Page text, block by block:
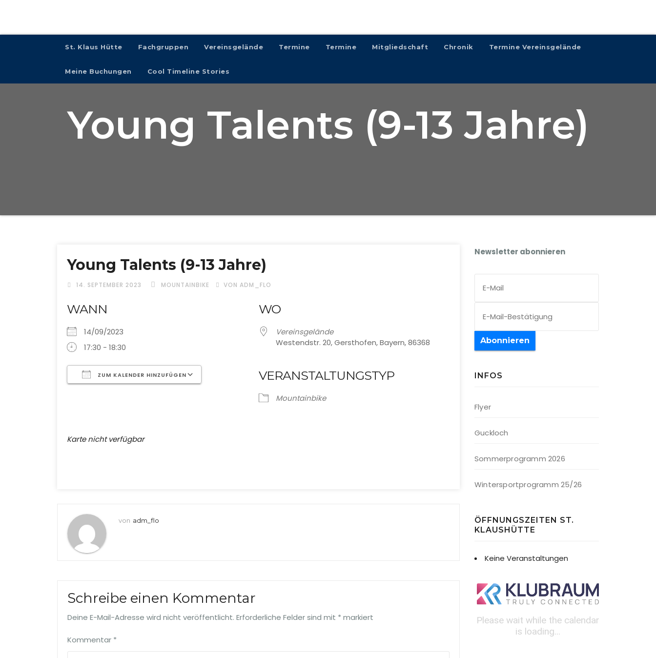
St. Klaus Hütte Fachgruppen Vereinsgelände Termine Termine Mitgliedschaft Chronik Termine Vereinsgelände
Meine Buchungen Cool Timeline Stories
Young Talents (9-13 Jahre)
Young Talents (9-13 Jahre)
14. SEPTEMBER 2023 MOUNTAINBIKE VON ADM_FLO
WANN
14/09/2023
17:30 - 18:30
ZUM KALENDER HINZUFÜGEN
WO
Vereinsgelände
Westendstr. 20, Gersthofen, Bayern, 86368
VERANSTALTUNGSTYP
Mountainbike
Karte nicht verfügbar
von adm_flo
Schreibe einen Kommentar
Deine E-Mail-Adresse wird nicht veröffentlicht. Erforderliche Felder sind mit * markiert
Kommentar *
Newsletter abonnieren
Abonnieren
INFOS
Flyer
Guckloch
Sommerprogramm 2026
Wintersportprogramm 25/26
ÖFFNUNGSZEITEN ST.
KLAUSHÜTTE
Keine Veranstaltungen